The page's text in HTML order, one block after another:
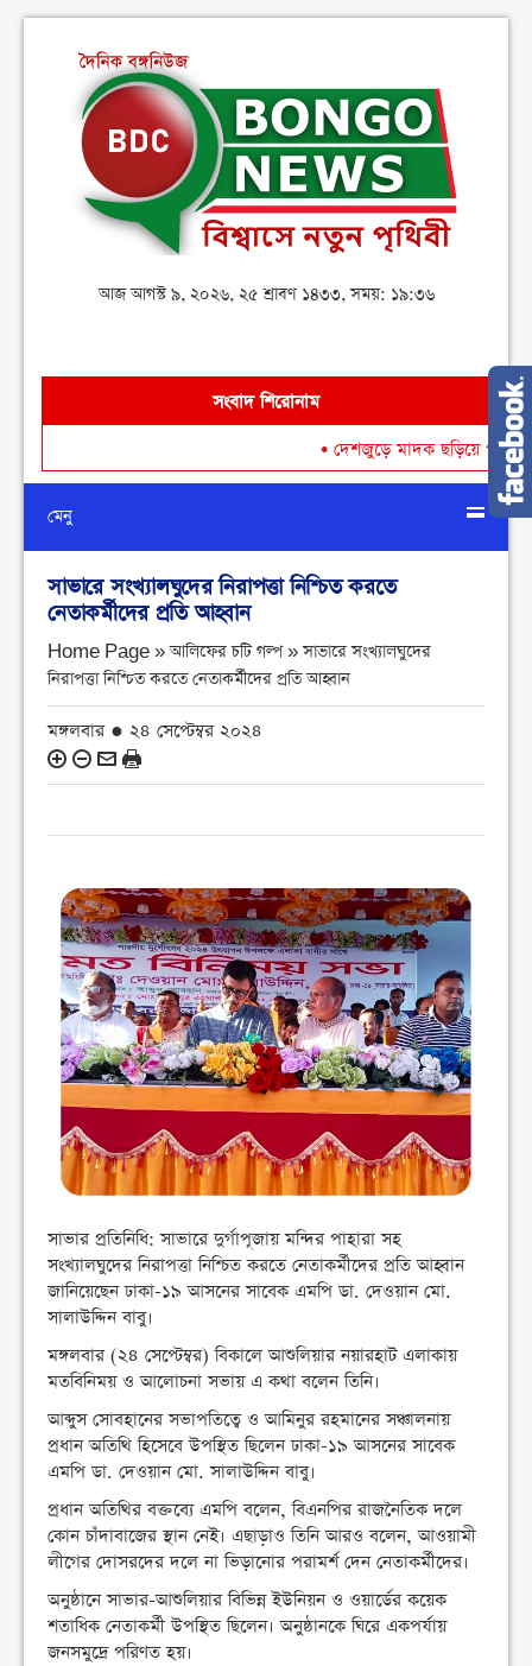
আজ আগস্ট ৯, ২০২৬, ২৫ শ্রাবণ ১৪৩৩, সময়: ১৯:৩৬
সংবাদ শিরোনাম
দেশজুড়ে মাদক ছড়িয়ে পড়া রোধে
মেনু
সাভারে সংখ্যালঘুদের নিরাপত্তা নিশ্চিত করতে
নেতাকর্মীদের প্রতি আহ্বান
Home Page » আলিফের চটি গল্প »সাভারে সংখ্যালঘুদের
নিরাপত্তা নিশ্চিত করতে নেতাকর্মীদের প্রতি আহ্বান
মঙ্গলবার ● ২৪ সেপ্টেম্বর ২০২৪
সাভার প্রতিনিধি: সাভারে দুর্গাপূজায় মন্দির পাহারা সহ
সংখ্যালঘুদের নিরাপত্তা নিশ্চিত করতে নেতাকর্মীদের প্রতি আহ্বান
জানিয়েছেন ঢাকা-১৯ আসনের সাবেক এমপি ডা. দেওয়ান মো.
সালাউদ্দিন বাবু।
মঙ্গলবার (২৪ সেপ্টেম্বর) বিকালে আশুলিয়ার নয়ারহাট এলাকায়
মতবিনিময় ও আলোচনা সভায় এ কথা বলেন তিনি।
আব্দুস সোবহানের সভাপতিত্বে ও আমিনুর রহমানের সঞ্চালনায়
প্রধান অতিথি হিসেবে উপস্থিত ছিলেন ঢাকা-১৯ আসনের সাবেক
এমপি ডা. দেওয়ান মো. সালাউদ্দিন বাবু।
প্রধান অতিথির বক্তব্যে এমপি বলেন, বিএনপির রাজনৈতিক দলে
কোন চাঁদাবাজের স্থান নেই। এছাড়াও তিনি আরও বলেন, আওয়ামী
লীগের দোসরদের দলে না ভিড়ানোর পরামর্শ দেন নেতাকর্মীদের।
অনুষ্ঠানে সাভার-আশুলিয়ার বিভিন্ন ইউনিয়ন ও ওয়ার্ডের কয়েক
শতাধিক নেতাকর্মী উপস্থিত ছিলেন। অনুষ্ঠানকে ঘিরে একপর্যায়
জনসমুদ্রে পরিণত হয়।